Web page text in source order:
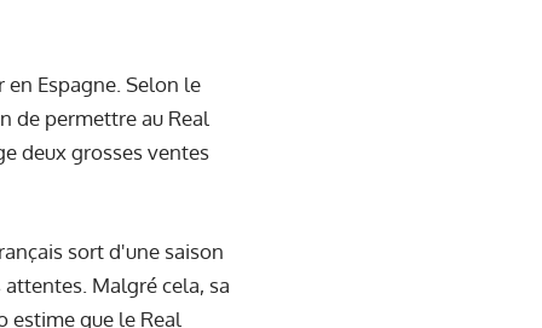
Espagne. Selon le
de permettre au Real
deux grosses ventes
sort d'une saison
Malgré cela, sa
estime que le Real